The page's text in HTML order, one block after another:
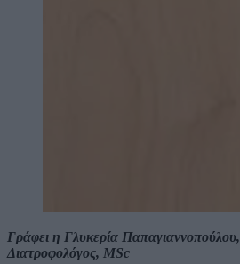
Γράφει η Γλυκερία Παπαγιαννοπούλου,
Διατροφολόγος, MSc